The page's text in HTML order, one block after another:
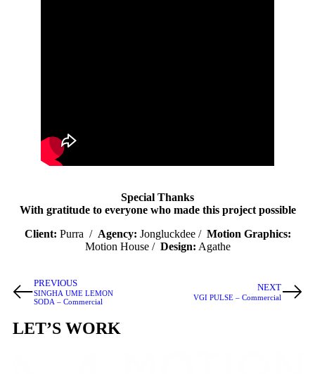
Special Thanks
With gratitude to everyone who made this project possible
Client: Purra / Agency: Jongluckdee / Motion Graphics:
Motion House / Design: Agathe
PREVIOUS
SINGHA UME LEMON
SODA – Commercial
NEXT
VGI PULSE – Commercial
LET’S WORK